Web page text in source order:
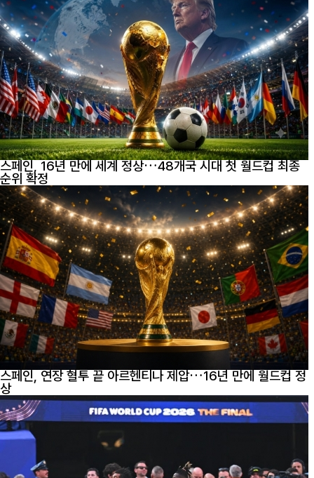
스페인, 16년 만에 세계 정상…48개국 시대 첫 월드컵 최종
순위 확정
스페인, 연장 혈투 끝 아르헨티나 제압…16년 만에 월드컵 정
상